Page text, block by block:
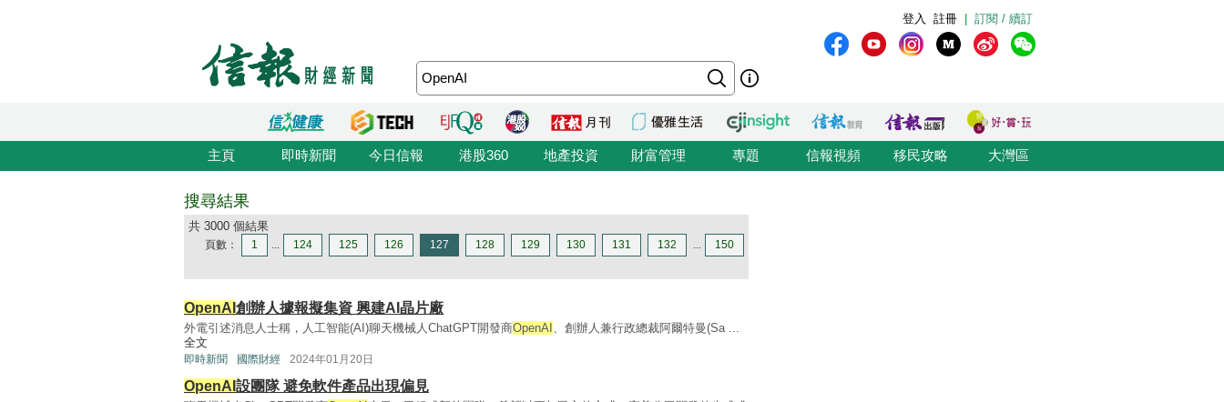
訂閱 / 續訂
註冊
登入
主頁 即時新聞 今日信報 港股360 地產投資 財富管理 專題 信報視頻 移民攻略 大灣區
搜尋結果
共 3000 個結果
頁數： 1 ... 124 125 126 127 128 129 130 131 132 ... 150
OpenAI 創辦人據報擬集資 興建AI晶片廠
外電引述消息人士稱，人工智能(AI)聊天機械人ChatGPT開發商OpenAI 、創辦人兼行政總裁阿爾特曼(Sa ...
全文
即時新聞 國際財經 2024年01月20日
OpenAI 設團隊 避免軟件產品出現偏見